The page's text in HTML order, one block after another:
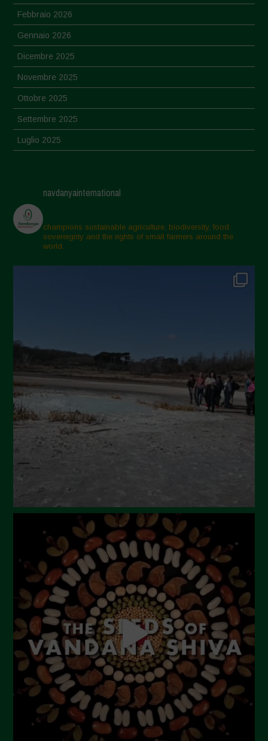
Febbraio 2026
Gennaio 2026
Dicembre 2025
Novembre 2025
Ottobre 2025
Settembre 2025
Luglio 2025
Aprile 2025
Marzo 2025
Febbraio 2025
Gennaio 2025
Settembre 2024
Luglio 2024
Maggio 2024
Aprile 2024
Marzo 2024
Febbraio 2024
Ottobre 2023
Settembre 2023
Agosto 2023
Luglio 2023
Giugno 2023
Maggio 2023
Aprile 2023
Marzo 2023
Febbraio 2023
Dicembre 2022
navdanyainternational
champions sustainable agriculture, biodiversity, food
sovereignty and the rights of small farmers around the
world.